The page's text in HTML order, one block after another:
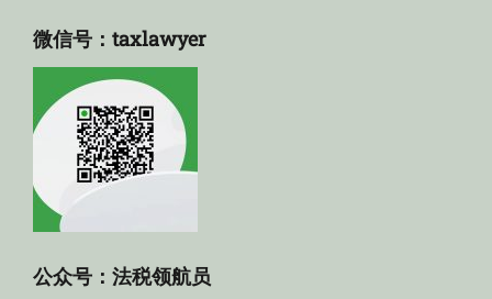
微信号：taxlawyer
公众号：法税领航员